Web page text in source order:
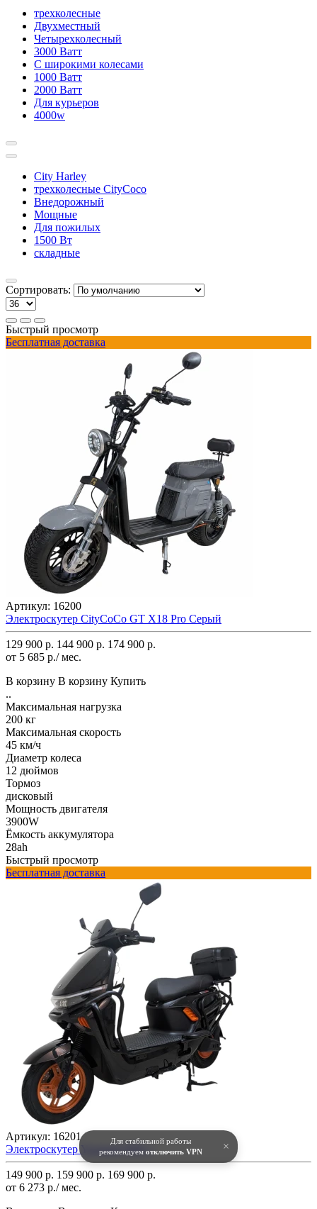
Для стабильной работы
рекомендуем отключить VPN ×
трехколесные
Двухместный
Четырехколесный
3000 Ватт
С широкими колесами
1000 Ватт
2000 Ватт
Для курьеров
4000w
City Harley
трехколесные CityCoco
Внедорожный
Мощные
Для пожилых
1500 Вт
складные
Сортировать:
Быстрый просмотр
Бесплатная доставка
Артикул: 16200
Электроскутер CityCoCo GT X18 Pro Серый
129 900 р. 144 900 р. 174 900 р.
от 5 685 р./ мес.
В корзину В корзину Купить
..
Максимальная нагрузка
200 кг
Максимальная скорость
45 км/ч
Диаметр колеса
12 дюймов
Тормоз
дисковый
Мощность двигателя
3900W
Ёмкость аккумулятора
28ah
Быстрый просмотр
Бесплатная доставка
Артикул: 16201
Электроскутер Yasmand M9C+
149 900 р. 159 900 р. 169 900 р.
от 6 273 р./ мес.